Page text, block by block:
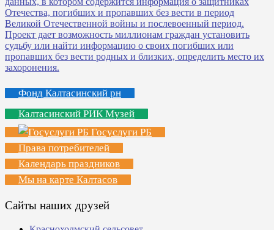
Фонд Калтасинский рн
Калтасинский РИК Музей
Госуслуги РБ
Права потребителей
Календарь праздников
Мы на карте Калтасов
Сайты наших друзей